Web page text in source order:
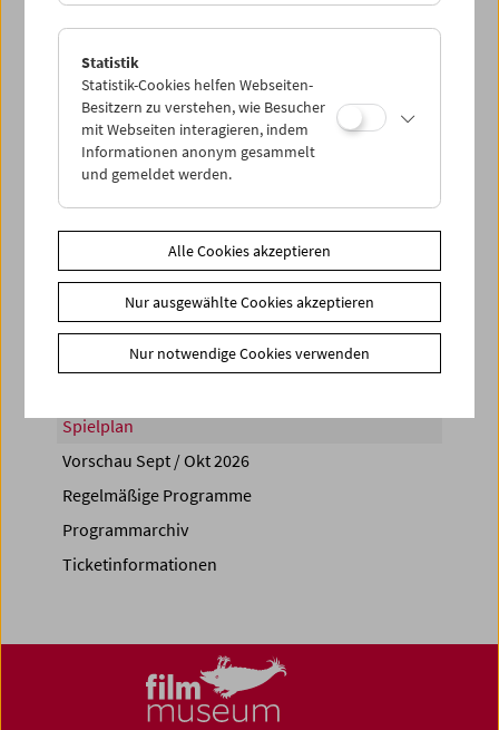
PROGRAMM ÜBERBLICK
Share on
Spielplan
Vorschau Sept / Okt 2026
Regelmäßige Programme
Programmarchiv
Ticketinformationen
Statistik
Statistik-Cookies helfen Webseiten-
Besitzern zu verstehen, wie Besucher
mit Webseiten interagieren, indem
Informationen anonym gesammelt
und gemeldet werden.
Alle Cookies akzeptieren
Nur ausgewählte Cookies akzeptieren
Nur notwendige Cookies verwenden